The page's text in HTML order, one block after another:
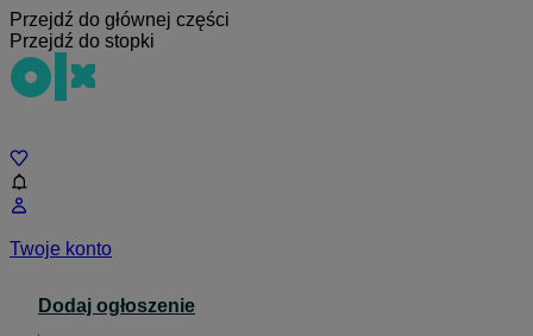
Przejdź do głównej części
Przejdź do stopki
Twoje konto
Dodaj ogłoszenie